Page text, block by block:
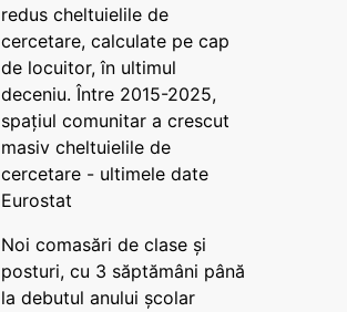
redus cheltuielile de
cercetare, calculate pe cap
de locuitor, în ultimul
deceniu. Între 2015-2025,
spațiul comunitar a crescut
masiv cheltuielile de
cercetare - ultimele date
Eurostat
Noi comasări de clase și
posturi, cu 3 săptămâni până
la debutul anului școlar